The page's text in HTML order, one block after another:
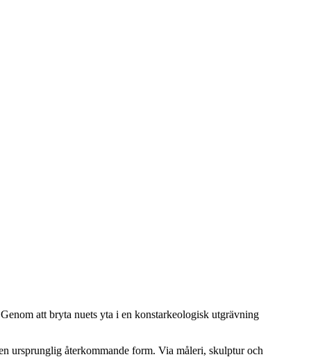
att bryta nuets yta i en konstarkeologisk utgrävning
ursprunglig återkommande form. Via måleri, skulptur och